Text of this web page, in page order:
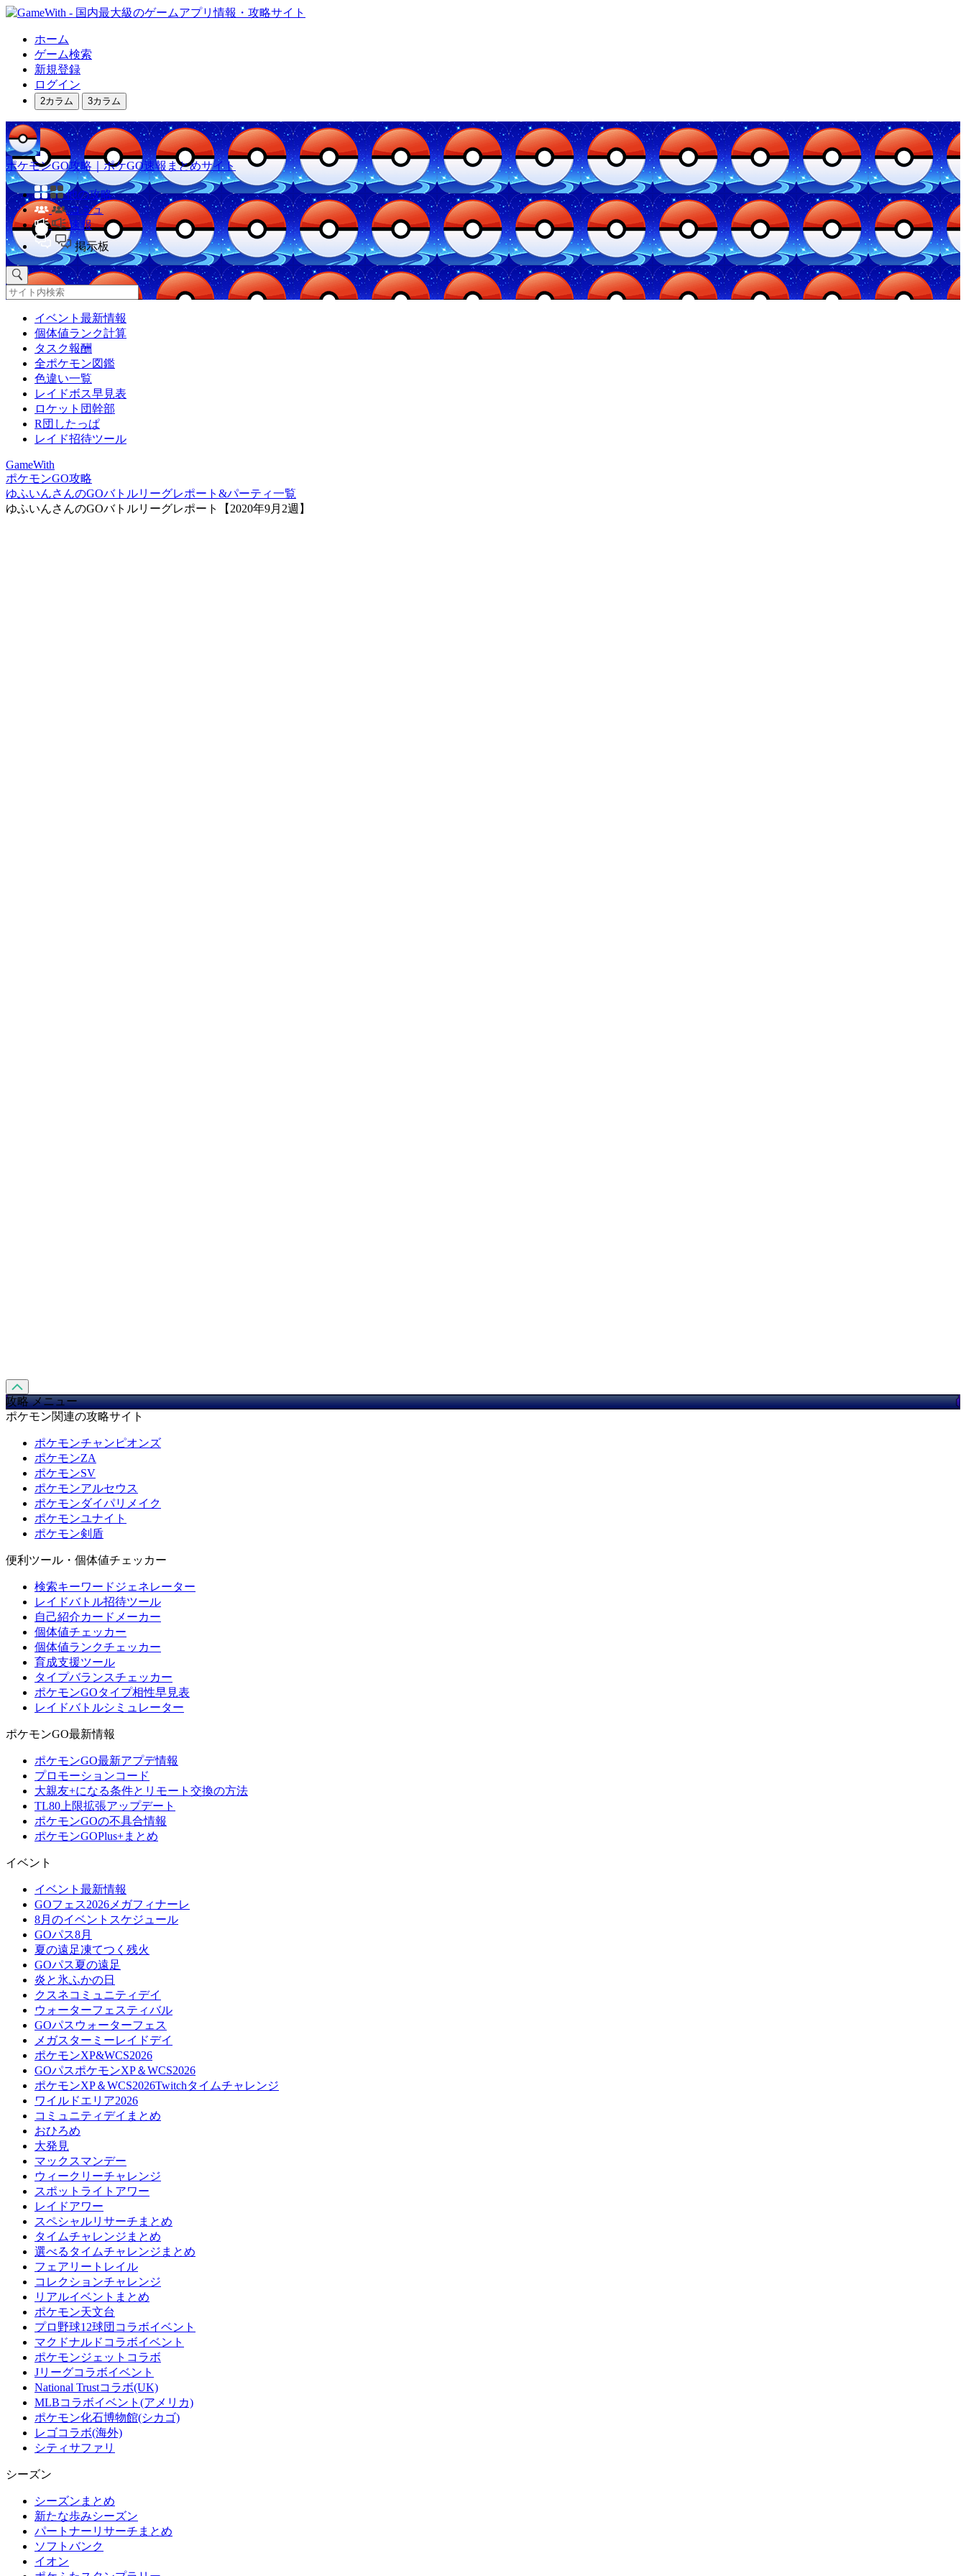
ホーム
ゲーム検索
新規登録
ログイン
2カラム 3カラム
ポケモンGO攻略｜ポケGO速報まとめサイト
他の攻略
コミュ
速報
掲示板
イベント最新情報
個体値ランク計算
タスク報酬
全ポケモン図鑑
色違い一覧
レイドボス早見表
ロケット団幹部
R団したっぱ
レイド招待ツール
GameWith
ポケモンGO攻略
ゆふいんさんのGOバトルリーグレポート&パーティ一覧
ゆふいんさんのGOバトルリーグレポート【2020年9月2週】
攻略 メニュー
ポケモン関連の攻略サイト
ポケモンチャンピオンズ
ポケモンZA
ポケモンSV
ポケモンアルセウス
ポケモンダイパリメイク
ポケモンユナイト
ポケモン剣盾
便利ツール・個体値チェッカー
検索キーワードジェネレーター
レイドバトル招待ツール
自己紹介カードメーカー
個体値チェッカー
個体値ランクチェッカー
育成支援ツール
タイプバランスチェッカー
ポケモンGOタイプ相性早見表
レイドバトルシミュレーター
ポケモンGO最新情報
ポケモンGO最新アプデ情報
プロモーションコード
大親友+になる条件とリモート交換の方法
TL80上限拡張アップデート
ポケモンGOの不具合情報
ポケモンGOPlus+まとめ
イベント
イベント最新情報
GOフェス2026メガフィナーレ
8月のイベントスケジュール
GOパス8月
夏の遠足凍てつく残火
GOパス夏の遠足
炎と氷ふかの日
クスネコミュニティデイ
ウォーターフェスティバル
GOパスウォーターフェス
メガスターミーレイドデイ
ポケモンXP&WCS2026
GOパスポケモンXP＆WCS2026
ポケモンXP＆WCS2026Twitchタイムチャレンジ
ワイルドエリア2026
コミュニティデイまとめ
おひろめ
大発見
マックスマンデー
ウィークリーチャレンジ
スポットライトアワー
レイドアワー
スペシャルリサーチまとめ
タイムチャレンジまとめ
選べるタイムチャレンジまとめ
フェアリートレイル
コレクションチャレンジ
リアルイベントまとめ
ポケモン天文台
プロ野球12球団コラボイベント
マクドナルドコラボイベント
ポケモンジェットコラボ
Jリーグコラボイベント
National Trustコラボ(UK)
MLBコラボイベント(アメリカ)
ポケモン化石博物館(シカゴ)
レゴコラボ(海外)
シティサファリ
シーズン
シーズンまとめ
新たな歩みシーズン
パートナーリサーチまとめ
ソフトバンク
イオン